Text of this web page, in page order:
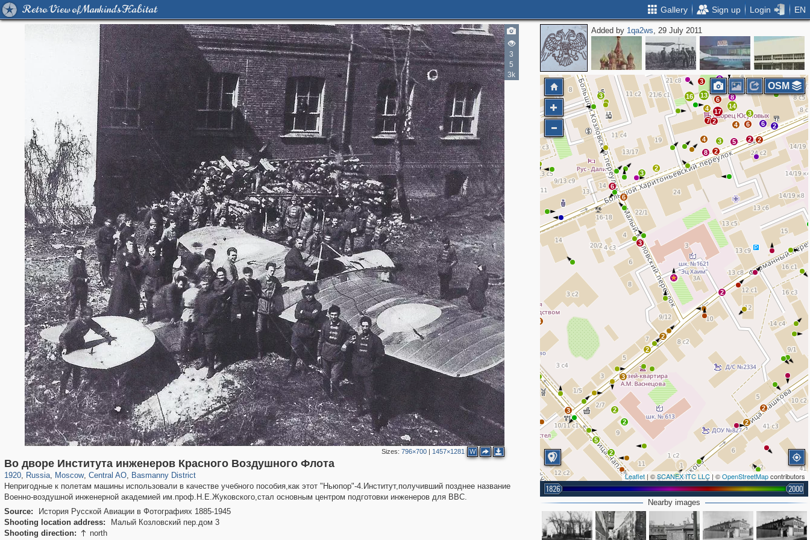
Retro View of Mankind's Habitat Gallery Sign up Login EN
3
5
3k
Sizes: 796×700| 1457×1281 W
Во дворе Института инженеров Красного Воздушного Флота
1920, Russia
1,406,684 29,243
, Moscow
319,864 8,286
, Central AO
160,011 5,916
, Basmanny District
13,204 520
Непригодные к полетам машины использовали в качестве учебного пособия,как этот "Ньюпор"-4.Институт,получивший позднее название
Военно-воздушной инженерной академией им.проф.Н.Е.Жуковского,стал основным центром подготовки инженеров для ВВС.
Source:
История Русской Авиации в Фотографиях 1885-1945
Shooting location address:
Малый Козловский пер.дом 3
Shooting direction:  north
Added by 1qa2ws, 29 July 2011
2
2
3
3
3
3
2
13
3
16
4
17
6
8
14
4 6
2 2
6 2
3
4
5
3
2
8
4
2
7
3
6
6
2
3
3
3
2
2
2
2
5
2
2
3
Leaflet | ©SCANEX ITC LLC| ©OpenStreetMapcontributors
1826 2000
OSM
Nearby images